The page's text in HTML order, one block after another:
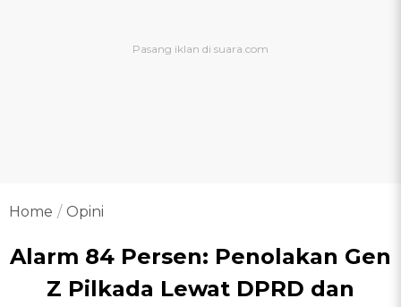
Home Opini
Alarm 84 Persen: Penolakan Gen
Z Pilkada Lewat DPRD dan